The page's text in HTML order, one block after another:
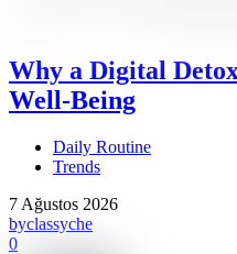
Why a Digital
Well-Being
Daily Routine
Trends
7 Ağustos 2026
byclassyche
0